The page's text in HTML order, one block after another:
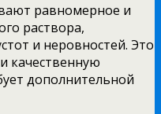
равномерное и
раствора,
и неровностей. Это
качественную
дополнительной